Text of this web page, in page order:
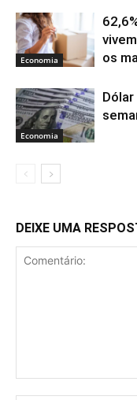
Economia
os
Economia
DEIXE UMA